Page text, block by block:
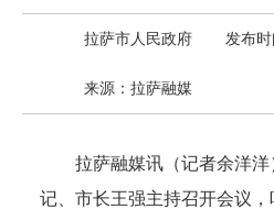
拉萨市人民政府 发布
来源：拉萨融媒
拉萨融媒讯（记者余洋
记、市长王强主持召开会议